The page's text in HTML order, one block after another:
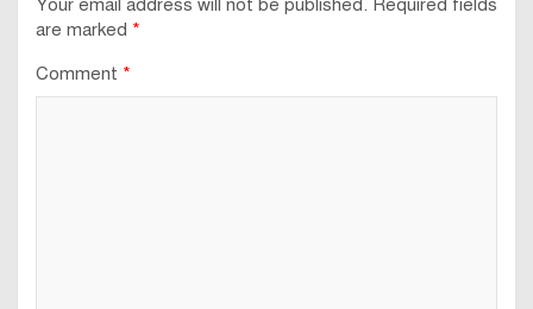
Your email address will not be published. Required fields
are marked *
Comment *